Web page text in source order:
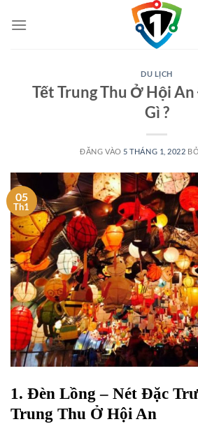
qua
DU LỊCH
Tết Trung Thu Ở Hội
Gì ?
ĐĂNG VÀO 5 THÁNG 1, 2022
05
Th1
1. Đèn Lồng – Nét Đặc
Trung Thu Ở Hội An